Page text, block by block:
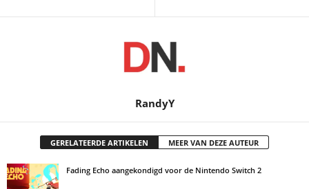
RandyY
GERELATEERDE ARTIKELEN MEER VAN DEZE AUTEUR
Fading Echo aangekondigd voor de Nintendo Switch 2